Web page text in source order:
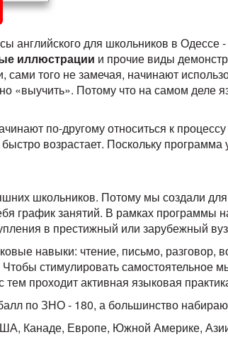
английского для школьников в
иллюстрации и прочие виды
того не замечая, начинают
«выучить». Потому что на самом деле
по-другому относиться к
возрастает. Поскольку
школьников. Потому мы создали
график занятий. В рамках программы
в престижный или зарубежный
навыки: чтение, письмо, разговор,
Чтобы стимулировать самостоятельное
проходит активная языковая
по ЗНО - 180, а большинство
Канаде, Европе, Южной Америке,